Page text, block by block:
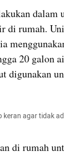
dalam
di rumah.
20 galon
digunakan
agar tidak
di rumah